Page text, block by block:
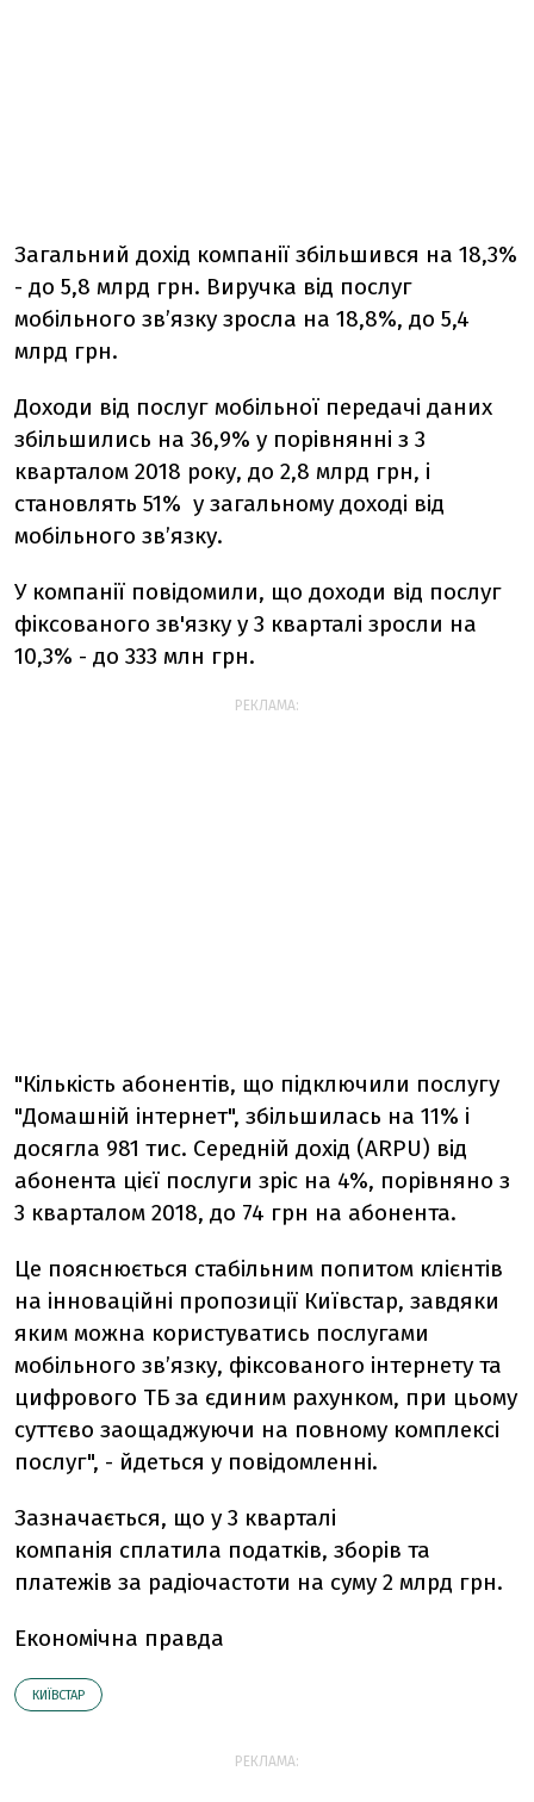
Загальний дохід компанії збільшився на 18,3%
- до 5,8 млрд грн. Виручка від послуг
мобільного зв’язку зросла на 18,8%, до 5,4
млрд грн.
Доходи від послуг мобільної передачі даних
збільшились на 36,9% у порівнянні з 3
кварталом 2018 року, до 2,8 млрд грн, і
становлять 51% у загальному доході від
мобільного зв’язку.
У компанії повідомили, що доходи від послуг
фіксованого зв'язку у 3 кварталі зросли на
10,3% - до 333 млн грн.
РЕКЛАМА:
"Кількість абонентів, що підключили послугу
"Домашній інтернет", збільшилась на 11% і
досягла 981 тис. Середній дохід (ARPU) від
абонента цієї послуги зріс на 4%, порівняно з
3 кварталом 2018, до 74 грн на абонента.
Це пояснюється стабільним попитом клієнтів
на інноваційні пропозиції Київстар, завдяки
яким можна користуватись послугами
мобільного зв’язку, фіксованого інтернету та
цифрового ТБ за єдиним рахунком, при цьому
суттєво заощаджуючи на повному комплексі
послуг", - йдеться у повідомленні.
Зазначається, що у 3 кварталі
компанія сплатила податків, зборів та
платежів за радіочастоти на суму 2 млрд грн.
Економічна правда
КИЇВСТАР
РЕКЛАМА: